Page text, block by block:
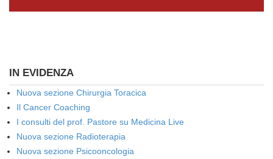
IN EVIDENZA
Nuova sezione Chirurgia Toracica
Il Cancer Coaching
I consulti del prof. Pastore su Medicina Live
Nuova sezione Radioterapia
Nuova sezione Psicooncologia